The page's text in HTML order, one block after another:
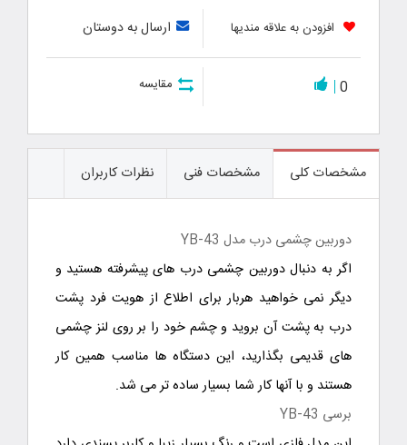
افزودن به علاقه مندیها ارسال به دوستان
0 مقایسه
مشخصات کلی مشخصات فنی نظرات کاربران
دوربین چشمی درب مدل YB-43
اگر به دنبال دوربین چشمی درب های پیشرفته هستید و
دیگر نمی خواهید هربار برای اطلاع از هویت فرد پشت
درب به پشت آن بروید و چشم خود را بر روی لنز چشمی
های قدیمی بگذارید، این دستگاه ها مناسب همین کار
هستند و با آنها کار شما بسیار ساده تر می شد.
برسی YB-43